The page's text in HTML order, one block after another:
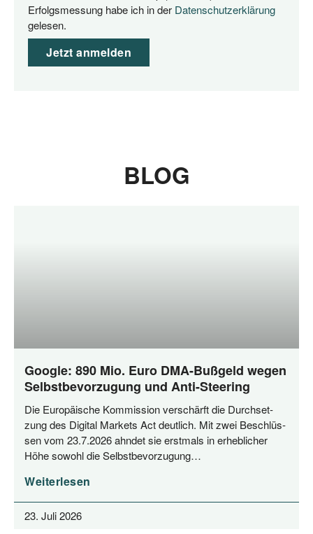
Erfolgs­mes­sung habe ich in der Daten­schutz­er­klä­rung
gelesen.
Jetzt anmelden
BLOG
Google: 890 Mio. Euro DMA-Bußgeld wegen
Selbstbevorzugung und Anti-Steering
Die Euro­päi­sche Kom­mis­si­on ver­schärft die Durch­set­
zung des Digi­tal Mar­kets Act deut­lich. Mit zwei Beschlüs­
sen vom 23.7.2026 ahn­det sie erst­mals in erheb­li­cher
Höhe sowohl die Selbstbevorzugung…
Weiterlesen
23. Juli 2026